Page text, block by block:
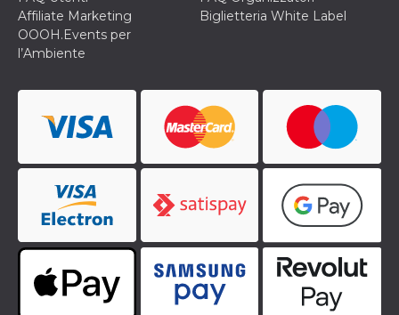
Affiliate Marketing
Biglietteria White Label
OOOH.Events per
l’Ambiente